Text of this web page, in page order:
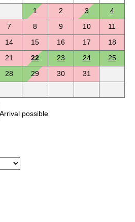
1 2 3
4
7 8 9 10
11
14 15 16 17
18
21 22 23 24
25
28 29 30
31
Arrival possible